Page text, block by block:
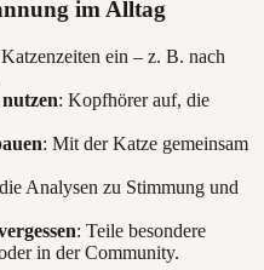
im Alltag
ein – z. B. nach
: Kopfhörer auf, die
: Mit der Katze gemeinsam
Analysen zu Stimmung und
: Teile besondere
in der Community.